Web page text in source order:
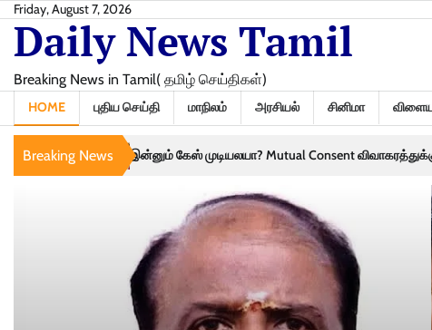
Skip
content
Friday, August 7, 2026
Daily News Tamil
Breaking News in Tamil( தமிழ் செய்திகள்)
HOME புதிய செய்தி மாநிலம் அரசியல் சினிமா
Breaking News
இன்னும் கேஸ் முடியலயா? Mutual Consent விவாகரத்துக்கு தயாராகிறார்களா